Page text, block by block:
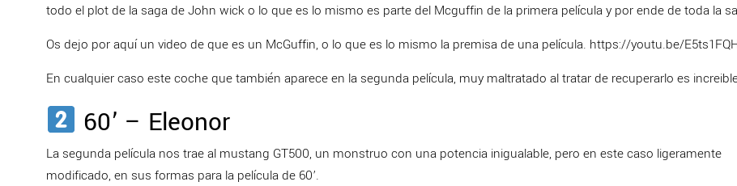
todo el plot de la saga de John wick o lo que es lo mismo es parte del Mcguffin de la primera película y por ende de toda la
Os dejo por aquí un video de que es un McGuffin, o lo que es lo mismo la premisa de una película. https://youtu.be/
En cualquier caso este coche que también aparece en la segunda película, muy maltratado al tratar de recuperarlo es
60’ – Eleonor
La segunda película nos trae al mustang GT500, un monstruo con una potencia inigualable, pero en este caso ligeramente
modificado, en sus formas para la película de 60’.